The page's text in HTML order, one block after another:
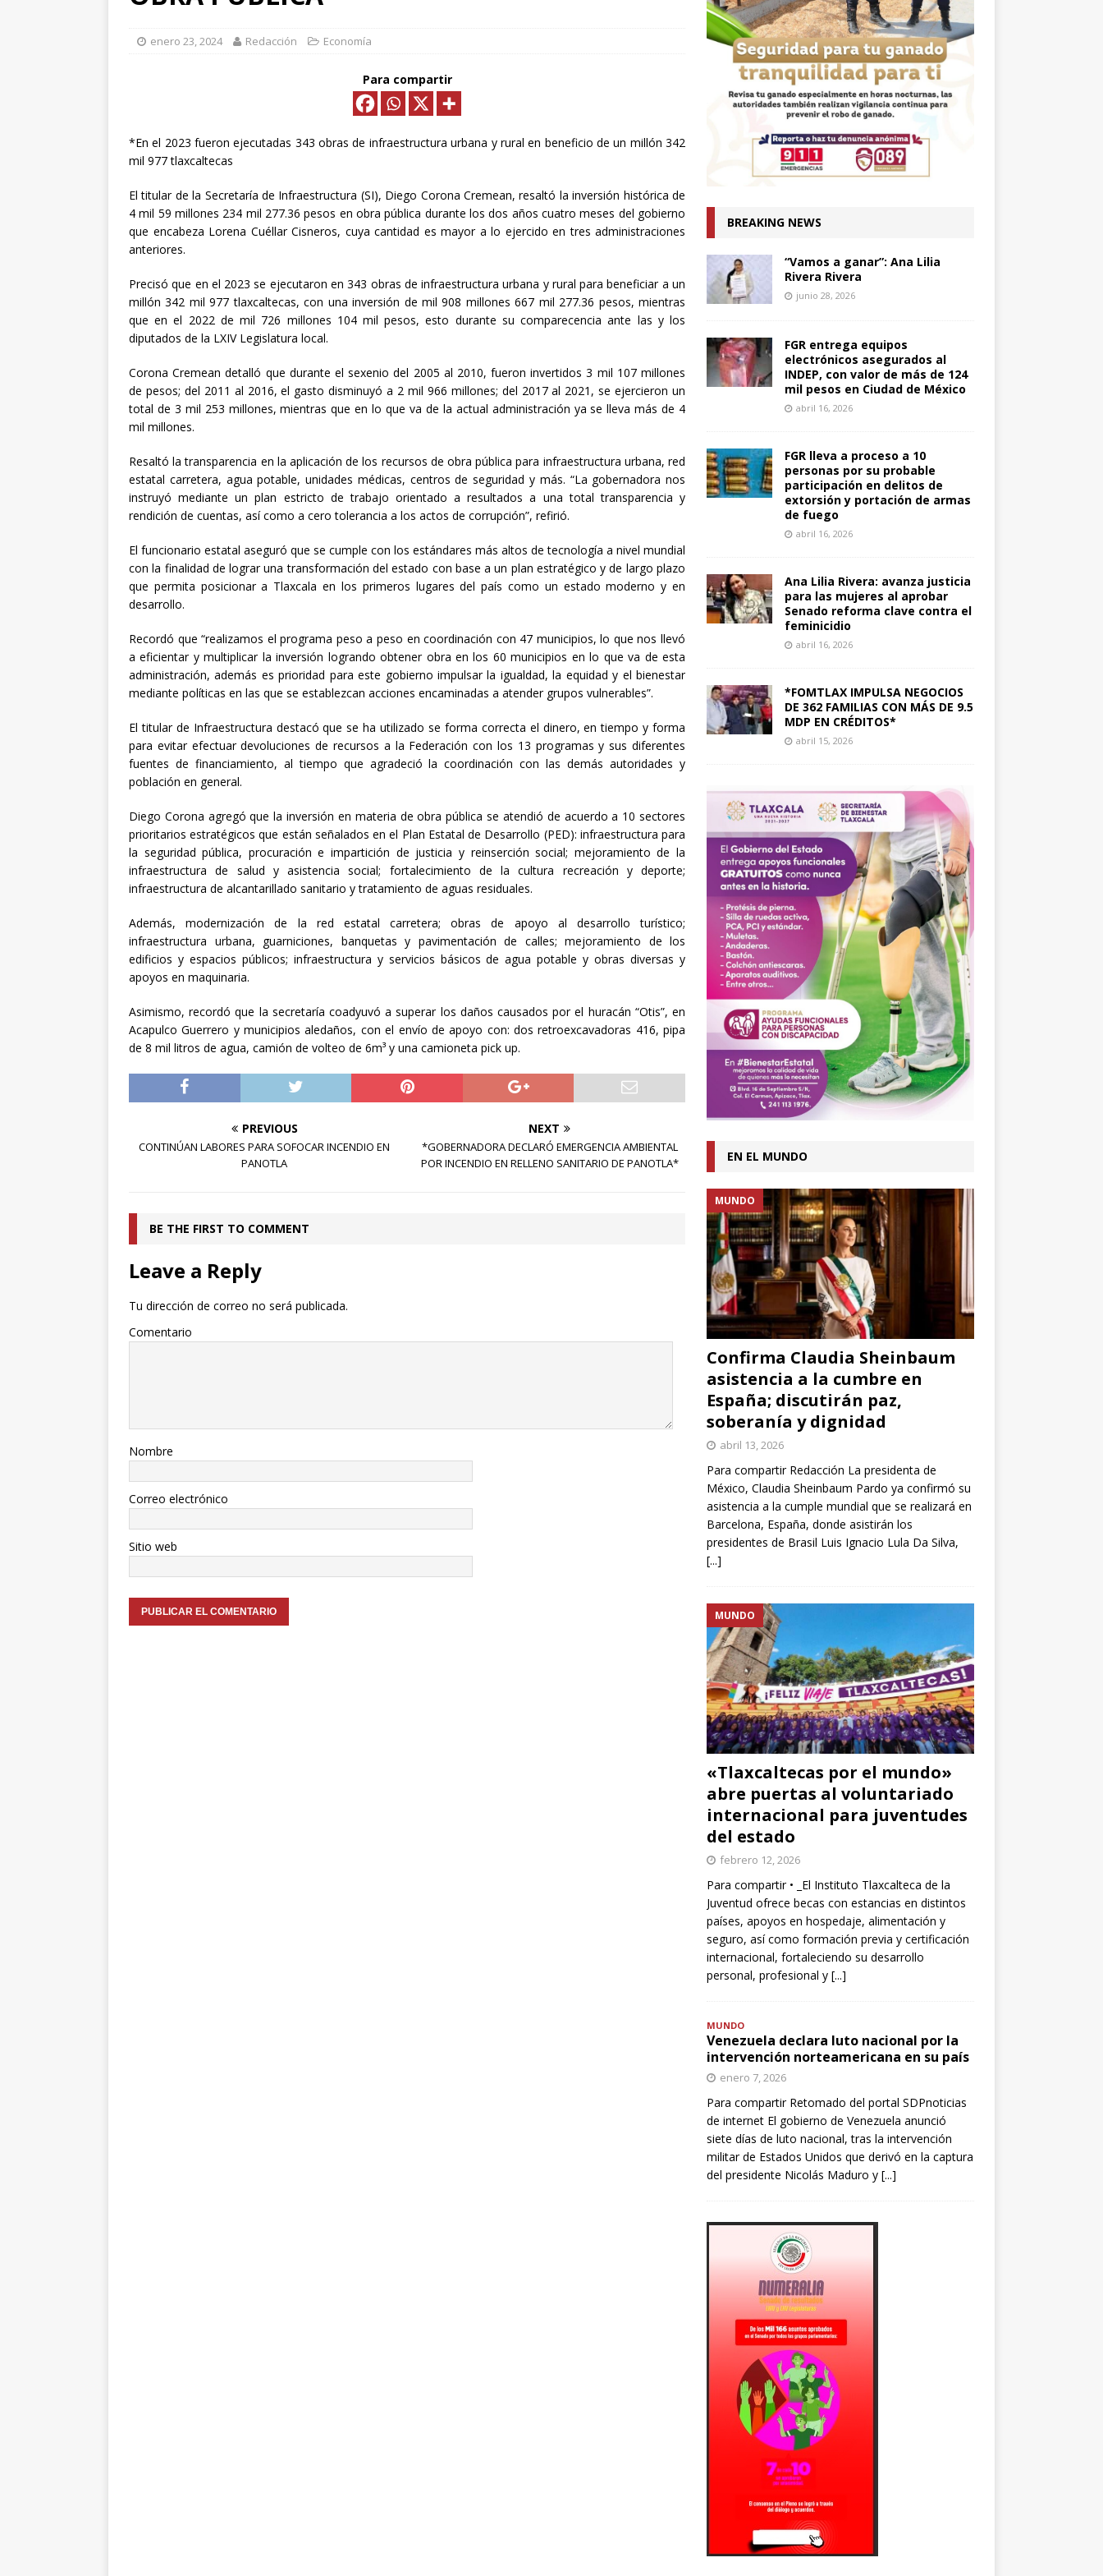
Y ESPECIALISTAS QUE ANALIZARÁN LA EXPLOTACIÓN DE GAS NATURAL NO
[ abril 15, 2026 ] Presenta Ray Vázquez iniciativa para proteger a mujeres de violencia
[ abril 13, 2026 ]
No es tiempo de simulaciones, sino de acompañar a la Presidenta:
Ana Lilia Rivera
ESTADOS
discutirán paz, soberanía y dignidad
MUNDO
[ abril 13, 2026 ] CLAUDIA SHEINBAUM Y LORENA CUÉLLAR INAUGURAN UNIVERSIDAD
[ abril 30, 2024 ] Lotería del Bicentenario del Senado de la República
UNCATEGORIZED
enero 23, 2024 Redacción Economía
Para compartir
*En el 2023 fueron ejecutadas 343 obras de infraestructura urbana y rural en beneficio de un millón 342
mil 977 tlaxcaltecas
El titular de la Secretaría de Infraestructura (SI), Diego Corona Cremean, resaltó la inversión histórica de
4 mil 59 millones 234 mil 277.36 pesos en obra pública durante los dos años cuatro meses del gobierno
que encabeza Lorena Cuéllar Cisneros, cuya cantidad es mayor a lo ejercido en tres administraciones
anteriores.
Precisó que en el 2023 se ejecutaron en 343 obras de infraestructura urbana y rural para beneficiar a un
millón 342 mil 977 tlaxcaltecas, con una inversión de mil 908 millones 667 mil 277.36 pesos, mientras
que en el 2022 de mil 726 millones 104 mil pesos, esto durante su comparecencia ante las y los
diputados de la LXIV Legislatura local.
Corona Cremean detalló que durante el sexenio del 2005 al 2010, fueron invertidos 3 mil 107 millones
de pesos; del 2011 al 2016, el gasto disminuyó a 2 mil 966 millones; del 2017 al 2021, se ejercieron un
total de 3 mil 253 millones, mientras que en lo que va de la actual administración ya se lleva más de 4
mil millones.
Resaltó la transparencia en la aplicación de los recursos de obra pública para infraestructura urbana, red
estatal carretera, agua potable, unidades médicas, centros de seguridad y más. “La gobernadora nos
instruyó mediante un plan estricto de trabajo orientado a resultados a una total transparencia y
rendición de cuentas, así como a cero tolerancia a los actos de corrupción”, refirió.
El funcionario estatal aseguró que se cumple con los estándares más altos de tecnología a nivel mundial
con la finalidad de lograr una transformación del estado con base a un plan estratégico y de largo plazo
que permita posicionar a Tlaxcala en los primeros lugares del país como un estado moderno y en
desarrollo.
Recordó que “realizamos el programa peso a peso en coordinación con 47 municipios, lo que nos llevó
a eficientar y multiplicar la inversión logrando obtener obra en los 60 municipios en lo que va de esta
administración, además es prioridad para este gobierno impulsar la igualdad, la equidad y el bienestar
mediante políticas en las que se establezcan acciones encaminadas a atender grupos vulnerables”.
El titular de Infraestructura destacó que se ha utilizado se forma correcta el dinero, en tiempo y forma
para evitar efectuar devoluciones de recursos a la Federación con los 13 programas y sus diferentes
fuentes de financiamiento, al tiempo que agradeció la coordinación con las demás autoridades y
población en general.
Diego Corona agregó que la inversión en materia de obra pública se atendió de acuerdo a 10 sectores
prioritarios estratégicos que están señalados en el Plan Estatal de Desarrollo (PED): infraestructura para
la seguridad pública, procuración e impartición de justicia y reinserción social; mejoramiento de la
infraestructura de salud y asistencia social; fortalecimiento de la cultura recreación y deporte;
infraestructura de alcantarillado sanitario y tratamiento de aguas residuales.
Además, modernización de la red estatal carretera; obras de apoyo al desarrollo turístico;
infraestructura urbana, guarniciones, banquetas y pavimentación de calles; mejoramiento de los
edificios y espacios públicos; infraestructura y servicios básicos de agua potable y obras diversas y
apoyos en maquinaria.
Asimismo, recordó que la secretaría coadyuvó a superar los daños causados por el huracán “Otis”, en
Acapulco Guerrero y municipios aledaños, con el envío de apoyo con: dos retroexcavadoras 416, pipa
de 8 mil litros de agua, camión de volteo de 6m³ y una camioneta pick up.
PREVIOUS
CONTINÚAN LABORES PARA SOFOCAR INCENDIO EN
PANOTLA
NEXT
*GOBERNADORA DECLARÓ EMERGENCIA AMBIENTAL
POR INCENDIO EN RELLENO SANITARIO DE PANOTLA*
BE THE FIRST TO COMMENT
Leave a Reply
Tu dirección de correo no será publicada.
Comentario
Nombre
Correo electrónico
Sitio web
BREAKING NEWS
“Vamos a ganar”: Ana Lilia
Rivera Rivera
junio 28, 2026
FGR entrega equipos
electrónicos asegurados al
INDEP, con valor de más de 124
mil pesos en Ciudad de México
abril 16, 2026
FGR lleva a proceso a 10
personas por su probable
participación en delitos de
extorsión y portación de armas
de fuego
abril 16, 2026
Ana Lilia Rivera: avanza justicia
para las mujeres al aprobar
Senado reforma clave contra el
feminicidio
abril 16, 2026
*FOMTLAX IMPULSA NEGOCIOS
DE 362 FAMILIAS CON MÁS DE 9.5
MDP EN CRÉDITOS*
abril 15, 2026
EN EL MUNDO
Confirma Claudia Sheinbaum
asistencia a la cumbre en
España; discutirán paz,
soberanía y dignidad
MUNDO
abril 13, 2026
Para compartir Redacción La presidenta de
México, Claudia Sheinbaum Pardo ya confirmó su
asistencia a la cumple mundial que se realizará en
Barcelona, España, donde asistirán los
presidentes de Brasil Luis Ignacio Lula Da Silva,
[...]
«Tlaxcaltecas por el mundo»
abre puertas al voluntariado
internacional para juventudes
del estado
MUNDO
febrero 12, 2026
Para compartir • _El Instituto Tlaxcalteca de la
Juventud ofrece becas con estancias en distintos
países, apoyos en hospedaje, alimentación y
seguro, así como formación previa y certificación
internacional, fortaleciendo su desarrollo
personal, profesional y [...]
MUNDO
Venezuela declara luto nacional por la
intervención norteamericana en su país
enero 7, 2026
Para compartir Retomado del portal SDPnoticias
de internet El gobierno de Venezuela anunció
siete días de luto nacional, tras la intervención
militar de Estados Unidos que derivó en la captura
del presidente Nicolás Maduro y [...]